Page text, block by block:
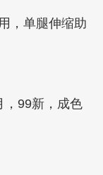
，单腿伸缩助
，99新，成色